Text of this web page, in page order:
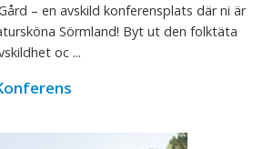
– en avskild konferensplats där ni är
Sörmland! Byt ut den folktäta
oc ...